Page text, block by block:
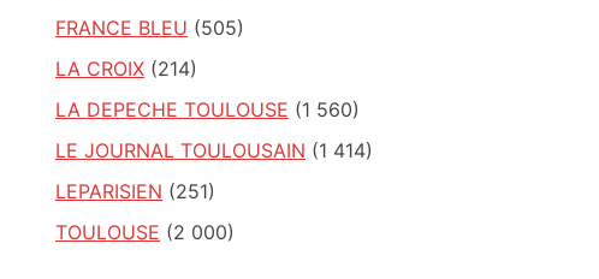
FRANCE BLEU (505)
LA CROIX (214)
LA DEPECHE TOULOUSE (1 560)
LE JOURNAL TOULOUSAIN (1 414)
LEPARISIEN (251)
TOULOUSE (2 000)